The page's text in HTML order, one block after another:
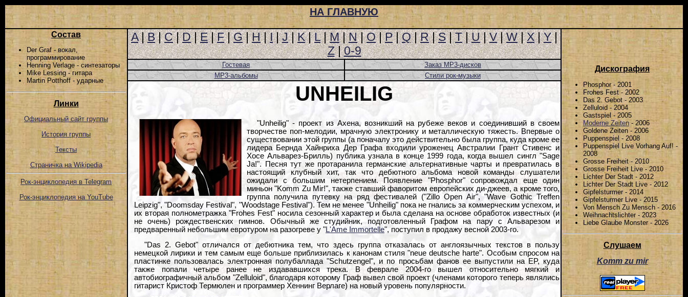
НА ГЛАВНУЮ
Состав
Der Graf - вокал,
программирование
Henning Verlage - синтезаторы
Mike Lessing - гитара
Martin Potthoff - ударные
Линки
Официальный сайт группы
История группы
Тексты
Страничка на Wikipedia
Рок-энциклопедия в Telegram
Рок-энциклопедия на YouTube
A|B|C|D|E|F|G|H|I|J|K|L|M|N|O|P|Q|R|S|T|U|V|W|X|Y|
Z|0-9
Дискография
Phosphor - 2001
Frohes Fest - 2002
Das 2. Gebot - 2003
Zelluloid - 2004
Gastspiel - 2005
Moderne Zeiten - 2006
Goldene Zeiten - 2006
Puppenspiel - 2008
Puppenspiel Live Vorhang Auf! -
2008
Grosse Freiheit - 2010
Grosse Freiheit Live - 2010
Lichter Der Stadt - 2012
Lichter Der Stadt Live - 2012
Gipfelsturmer - 2014
Gipfelsturmer Live - 2015
Von Mensch Zu Mensch - 2016
Weihnachtslichter - 2023
Liebe Glaube Monster - 2026
Слушаем
Komm zu mir
Гостевая
Заказ MP3-дисков
MP3-альбомы
Стили рок-музыки
UNHEILIG
"Unheilig" - проект из Ахена, возникший на рубеже веков и соединивший в своем
творчестве поп-мелодии, мрачную электронику и металлическую тяжесть. Впервые о
существовании этой группы (а поначалу это действительно была группа, куда кроме ее
лидера Бернда Хайнриха Дер Графа входили уроженец Австралии Грант Стивенс и
Хосе Альварез-Брилль) публика узнала в конце 1999 года, когда вышел сингл "Sage
Ja!". Песня тут же протаранила германские альтернативные чарты и превратилась в
настоящий клубный хит, так что дебютного альбома новой команды слушатели
ожидали с большим нетерпением. Появление "Phosphor" сопровождал еще один
миньон "Komm Zu Mir!", также ставший фаворитом европейских ди-джеев, а кроме того,
группа получила путевку на ряд фестивалей ("Zillo Open Air", "Wave Gothic Treffen
Leipzig", "Doomsday Festival", "Woodstage Festival"). Тем не менее "Unheilig" пока не гнались за коммерческим успехом, и
их вторая полнометражка "Frohes Fest" носила сезонный характер и была сделана на основе обработок известных (и
не очень) рождественских гимнов. Обычный же студийник, подготовленный Графом на пару с Альварезом и
предваренный небольшим евротуром на разогреве у "L'Ame Immortelle", поступил в продажу весной 2003-го.
"Das 2. Gebot" отличался от дебютника тем, что здесь группа отказалась от англоязычных текстов в пользу
немецкой лирики и тем самым еще больше приблизилась к канонам стиля "neue deutsche harte". Особым спросом на
пластинке пользовалась электронная полубаллада "Schutzengel", и по просьбам фанов ее выпустили на EP, куда
также попали четыре ранее не издававшихся трека. В феврале 2004-го вышел относительно мягкий и
автобиографичный альбом "Zelluloid", благодаря которому Граф вывел свой проект (членами которого теперь являлись
гитарист Кристоф Термюлен и программер Хеннинг Верлаге) на новый уровень популярности.